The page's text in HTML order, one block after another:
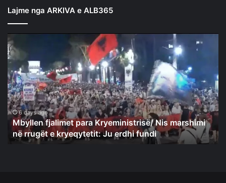
Lajme nga ARKIVA e ALB365
Mbyllen
fjalimet
para
Kryeministrisë/
Nis
marshimi
në
rrugët
kryeqytetit:
6 days ago
Mbyllen fjalimet para Kryeministrisë/ Nis marshimi
në rrugët e kryeqytetit: Ju erdhi fundi